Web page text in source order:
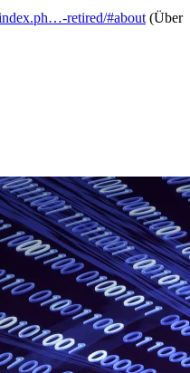
retired/#about (Über